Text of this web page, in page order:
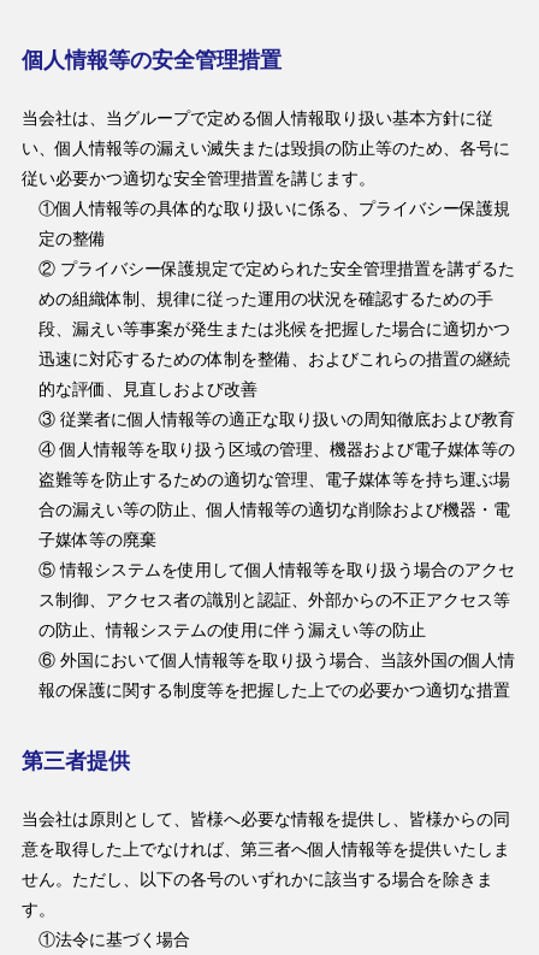
個人情報等の安全管理措置
当会社は、当グループで定める個人情報取り扱い基本方針に従
い、個人情報等の漏えい滅失または毀損の防止等のため、各号に
従い必要かつ適切な安全管理措置を講じます。
①個人情報等の具体的な取り扱いに係る、プライバシー保護規
定の整備
② プライバシー保護規定で定められた安全管理措置を講ずるた
めの組織体制、規律に従った運用の状況を確認するための手
段、漏えい等事案が発生または兆候を把握した場合に適切かつ
迅速に対応するための体制を整備、およびこれらの措置の継続
的な評価、見直しおよび改善
③ 従業者に個人情報等の適正な取り扱いの周知徹底および教育
④ 個人情報等を取り扱う区域の管理、機器および電子媒体等の
盗難等を防止するための適切な管理、電子媒体等を持ち運ぶ場
合の漏えい等の防止、個人情報等の適切な削除および機器・電
子媒体等の廃棄
⑤ 情報システムを使用して個人情報等を取り扱う場合のアクセ
ス制御、アクセス者の識別と認証、外部からの不正アクセス等
の防止、情報システムの使用に伴う漏えい等の防止
⑥ 外国において個人情報等を取り扱う場合、当該外国の個人情
報の保護に関する制度等を把握した上での必要かつ適切な措置
第三者提供
当会社は原則として、皆様へ必要な情報を提供し、皆様からの同
意を取得した上でなければ、第三者へ個人情報等を提供いたしま
せん。ただし、以下の各号のいずれかに該当する場合を除きま
す。
①法令に基づく場合